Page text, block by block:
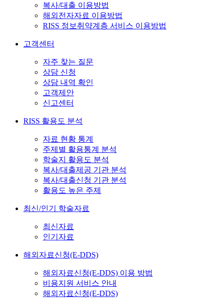
복사/대출 이용방법
해외전자자료 이용방법
RISS 정보취약계층 서비스 이용방법
고객센터
자주 찾는 질문
상담 신청
상담 내역 확인
고객제안
신고센터
RISS 활용도 분석
자료 현황 통계
주제별 활용통계 분석
학술지 활용도 분석
복사/대출제공 기관 분석
복사/대출신청 기관 분석
활용도 높은 주제
최신/인기 학술자료
최신자료
인기자료
해외자료신청(E-DDS)
해외자료신청(E-DDS) 이용 방법
비용지원 서비스 안내
해외자료신청(E-DDS)